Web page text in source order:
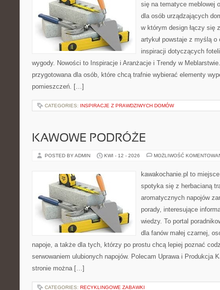
się na tematyce meblowej
dla osób urządzających
w którym design łączy się
artykuł powstaje z myślą
inspiracji dotyczących
wygody. Nowości to Inspiracje i Aranżacje i Trendy w
przygotowana dla osób, które chcą trafnie wybierać elementy
pomieszczeń. […]
CATEGORIES: INSPIRACJE Z PRAWDZIWYCH DOMÓW
KAWOWE PODRÓŻE
POSTED BY ADMIN KWI - 12 - 2026 MOŻLIWOŚĆ
kawakochanie.pl to
spotyka się z herbacianą
aromatycznych napojów
porady, interesujące
wiedzy. To portal
dla fanów małej czarnej,
napoje, a także dla tych, którzy po prostu chcą lepiej poznać
serwowaniem ulubionych napojów. Polecam Uprawa i Produkcja
stronie można […]
CATEGORIES: RECYKLINGOWE ZABAWKI